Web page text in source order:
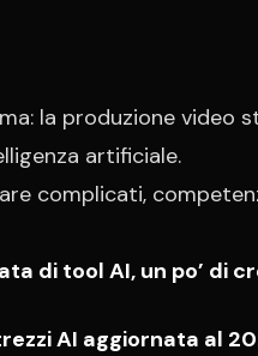
la produzione video
artificiale.
complicati,
di tool AI, un po’ di
AI aggiornata al